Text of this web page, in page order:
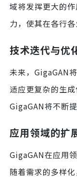
域将发挥更大的
力，使其在各行
技术迭代与优
未来，GigaGAN
适应更复杂的生成
GigaGAN将不断
应用领域的扩
GigaGAN在应用
随着需求的多样